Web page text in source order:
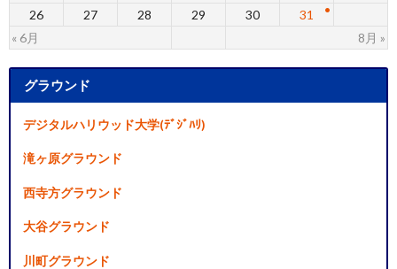
« 6月 8月 »
26
27 28 29 30 31
グラウンド
デジタルハリウッド大学(ﾃﾞｼﾞﾊﾘ)
滝ヶ原グラウンド
西寺方グラウンド
大谷グラウンド
川町グラウンド